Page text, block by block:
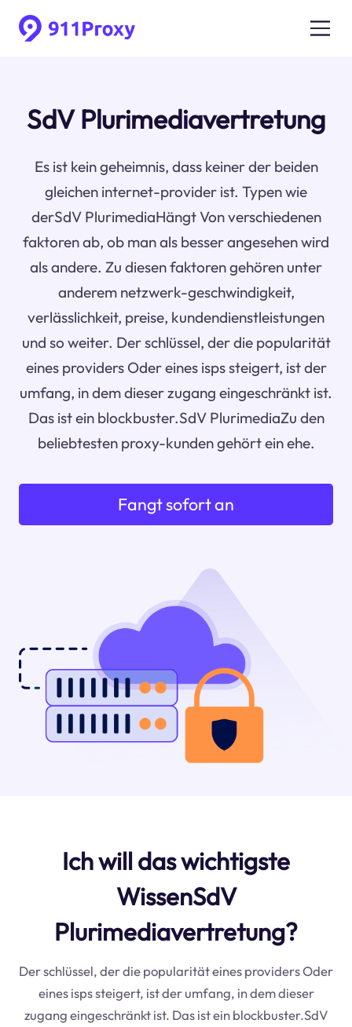
SdV Plurimediavertretung
Es ist kein geheimnis, dass keiner der beiden
gleichen internet-provider ist. Typen wie
derSdV PlurimediaHängt Von verschiedenen
faktoren ab, ob man als besser angesehen wird
als andere. Zu diesen faktoren gehören unter
anderem netzwerk-geschwindigkeit,
verlässlichkeit, preise, kundendienstleistungen
und so weiter. Der schlüssel, der die popularität
eines providers Oder eines isps steigert, ist der
umfang, in dem dieser zugang eingeschränkt ist.
Das ist ein blockbuster.SdV PlurimediaZu den
beliebtesten proxy-kunden gehört ein ehe.
Fangt sofort an
Ich will das wichtigste
WissenSdV
Plurimediavertretung?
Der schlüssel, der die popularität eines providers Oder
eines isps steigert, ist der umfang, in dem dieser
zugang eingeschränkt ist. Das ist ein blockbuster.SdV